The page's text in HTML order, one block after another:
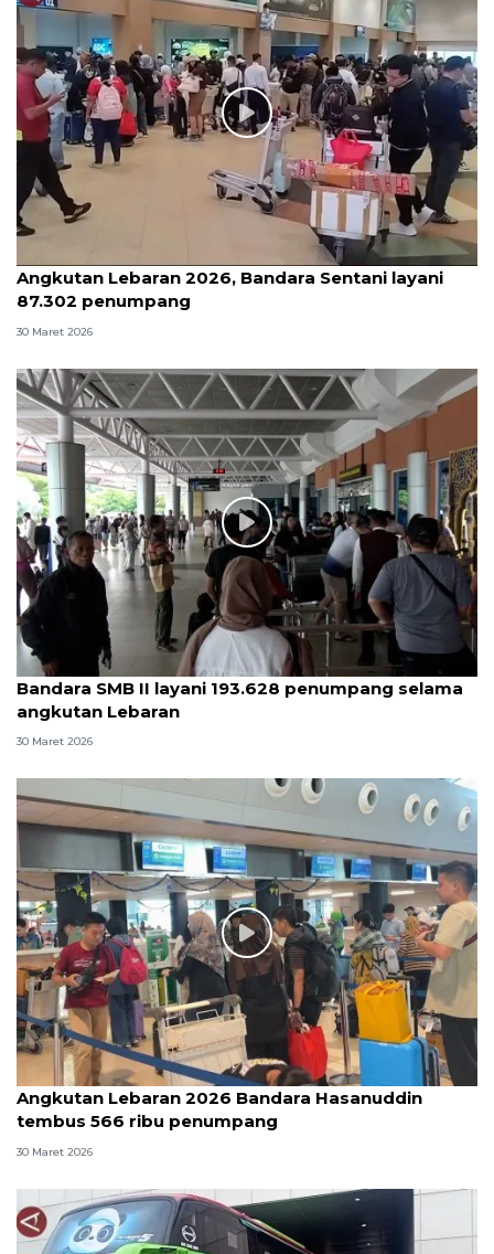
Angkutan Lebaran 2026, Bandara Sentani layani
87.302 penumpang
30 Maret 2026
Bandara SMB II layani 193.628 penumpang selama
angkutan Lebaran
30 Maret 2026
Angkutan Lebaran 2026 Bandara Hasanuddin
tembus 566 ribu penumpang
30 Maret 2026